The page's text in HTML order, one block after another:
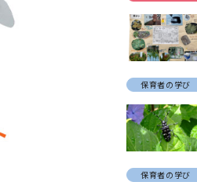
保育者の学び
保育者の学び